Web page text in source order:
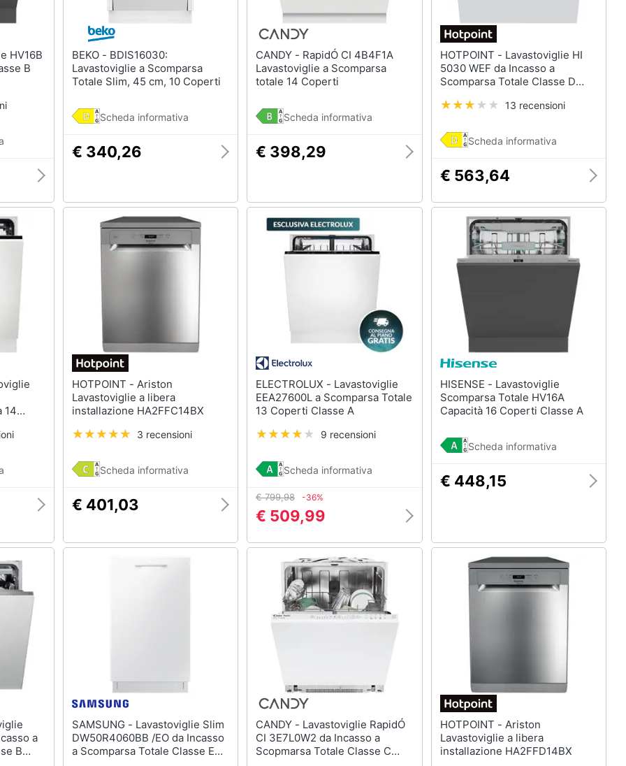
B
BEKO - BDIS16030:
Lavastoviglie a Scomparsa
Totale Slim, 45 cm, 10 Coperti
Scheda informativa
€ 340,26
CANDY - RapidÓ CI 4B4F1A
Lavastoviglie a Scomparsa
totale 14 Coperti
Scheda informativa
€ 398,29
HOTPOINT - Lavastoviglie HI
5030 WEF da Incasso a
Scomparsa Totale Classe D
13 recensioni
Scheda informativa
€ 563,64
14
HOTPOINT - Ariston
Lavastoviglie a libera
installazione HA2FFC14BX
3 recensioni
Scheda informativa
€ 401,03
ELECTROLUX - Lavastoviglie
EEA27600L a Scomparsa Totale
13 Coperti Classe A
9 recensioni
Scheda informativa
€ 799,98 -36%
€ 509,99
HISENSE - Lavastoviglie
Scomparsa Totale HV16A
Capacità 16 Coperti Classe A
Scheda informativa
€ 448,15
a
B
SAMSUNG - Lavastoviglie Slim
DW50R4060BB /EO da Incasso
a Scomparsa Totale Classe E
CANDY - Lavastoviglie RapidÓ
CI 3E7L0W2 da Incasso a
Scopmarsa Totale Classe C
HOTPOINT - Ariston
Lavastoviglie a libera
installazione HA2FFD14BX